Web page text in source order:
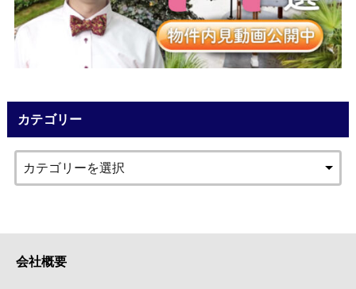
カテゴリー
会社概要